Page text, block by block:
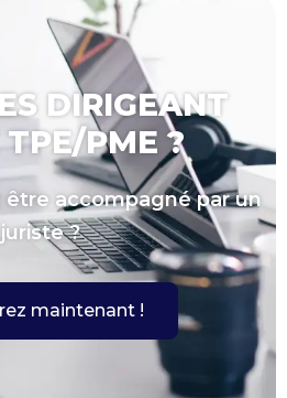
DIRIGEANT
TPE/PME ?
être accompagné par un
juriste ?
maintenant !